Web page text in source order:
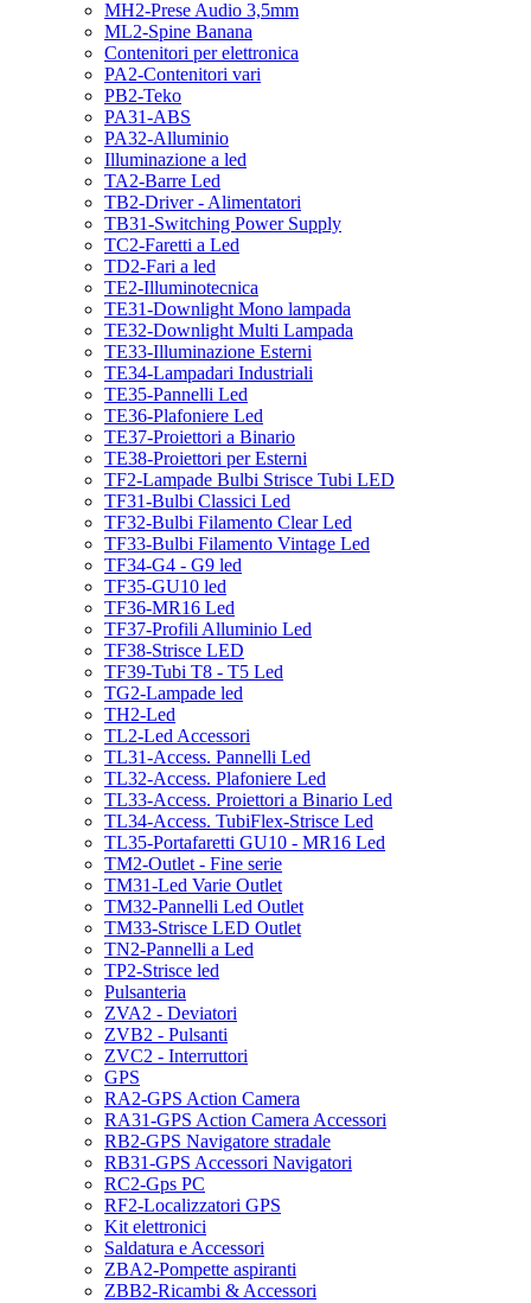
MH2-Prese Audio 3,5mm
ML2-Spine Banana
Contenitori per elettronica
PA2-Contenitori vari
PB2-Teko
PA31-ABS
PA32-Alluminio
Illuminazione a led
TA2-Barre Led
TB2-Driver - Alimentatori
TB31-Switching Power Supply
TC2-Faretti a Led
TD2-Fari a led
TE2-Illuminotecnica
TE31-Downlight Mono lampada
TE32-Downlight Multi Lampada
TE33-Illuminazione Esterni
TE34-Lampadari Industriali
TE35-Pannelli Led
TE36-Plafoniere Led
TE37-Proiettori a Binario
TE38-Proiettori per Esterni
TF2-Lampade Bulbi Strisce Tubi LED
TF31-Bulbi Classici Led
TF32-Bulbi Filamento Clear Led
TF33-Bulbi Filamento Vintage Led
TF34-G4 - G9 led
TF35-GU10 led
TF36-MR16 Led
TF37-Profili Alluminio Led
TF38-Strisce LED
TF39-Tubi T8 - T5 Led
TG2-Lampade led
TH2-Led
TL2-Led Accessori
TL31-Access. Pannelli Led
TL32-Access. Plafoniere Led
TL33-Access. Proiettori a Binario Led
TL34-Access. TubiFlex-Strisce Led
TL35-Portafaretti GU10 - MR16 Led
TM2-Outlet - Fine serie
TM31-Led Varie Outlet
TM32-Pannelli Led Outlet
TM33-Strisce LED Outlet
TN2-Pannelli a Led
TP2-Strisce led
Pulsanteria
ZVA2 - Deviatori
ZVB2 - Pulsanti
ZVC2 - Interruttori
GPS
RA2-GPS Action Camera
RA31-GPS Action Camera Accessori
RB2-GPS Navigatore stradale
RB31-GPS Accessori Navigatori
RC2-Gps PC
RF2-Localizzatori GPS
Kit elettronici
Saldatura e Accessori
ZBA2-Pompette aspiranti
ZBB2-Ricambi & Accessori